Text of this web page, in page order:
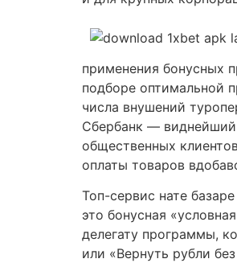
применения бонусных
подборе оптимальной
числа внушений
Сбербанк — виднейший
общественных
оплаты товаров
Топ-сервис нате
это бонусная
делегату программы,
или «Вернуть рубли